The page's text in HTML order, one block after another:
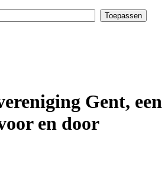
Gent, een
en door